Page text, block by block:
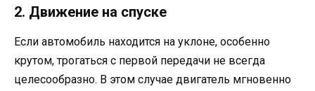
2. Движение на спуске
Если автомобиль находится на уклоне, особенно
крутом, трогаться с первой передачи не всегда
целесообразно. В этом случае двигатель мгновенно